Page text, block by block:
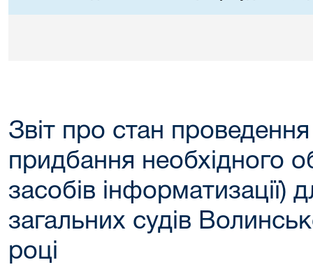
Звіт про стан
придбання необхідного
засобів інформатизації)
загальних судів
році